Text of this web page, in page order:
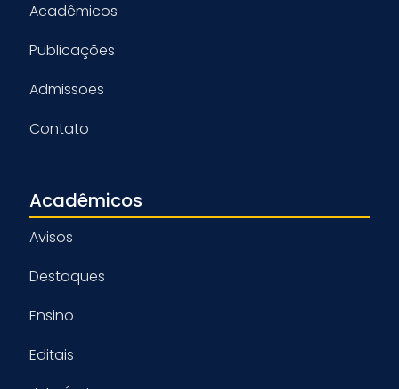
Acadêmicos
Publicações
Admissões
Contato
Acadêmicos
Avisos
Destaques
Ensino
Editais